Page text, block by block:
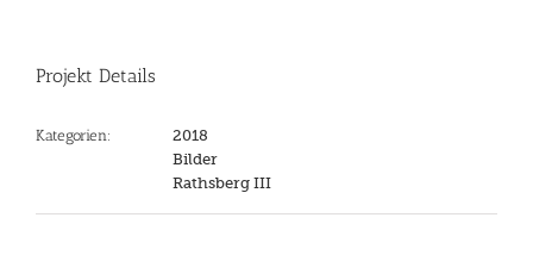
Projekt Details
Kategorien:
2018
Bilder
Rathsberg III